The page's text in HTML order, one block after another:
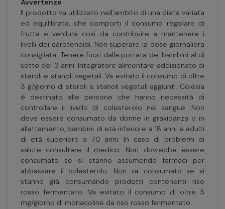
Avvertenze
Il prodotto va utilizzato nell'ambito di una dieta variata
ed equilibrata, che comporti il consumo regolare di
frutta e verdura così da contribuire a mantenere i
livelli dei carotenoidi. Non superare la dose giornaliera
consigliata. Tenere fuori dalla portata dei bambini al di
sotto dei 3 anni. Integratore alimentare addizionato di
steroli e stanoli vegetali. Va evitato il consumo di oltre
3 g/giorno di steroli e stanoli vegetali aggiunti. Colesia
è destinato alle persone che hanno necessità di
controllare il livello di colesterolo nel sangue. Non
deve essere consumato da donne in gravidanza o in
allattamento, bambini di età inferiore a 18 anni e adulti
di età superiore a 70 anni. In caso di problemi di
salute consultare il medico. Non dovrebbe essere
consumato se si stanno assumendo farmaci per
abbassare il colesterolo. Non va consumato se si
stanno già consumando prodotti contenenti riso
rosso fermentato. Va evitato il consumo di oltre 3
mg/giorno di monacoline da riso rosso fermentato.